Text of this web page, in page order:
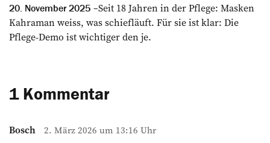
20. November 2025
Seit 18 Jahren in der Pflege: Masken
Kahraman weiss, was schiefläuft. Für sie ist klar: Die
Pflege-Demo ist wichtiger den je.
1 Kommentar
Bosch 2. März 2026 um 13:16 Uhr